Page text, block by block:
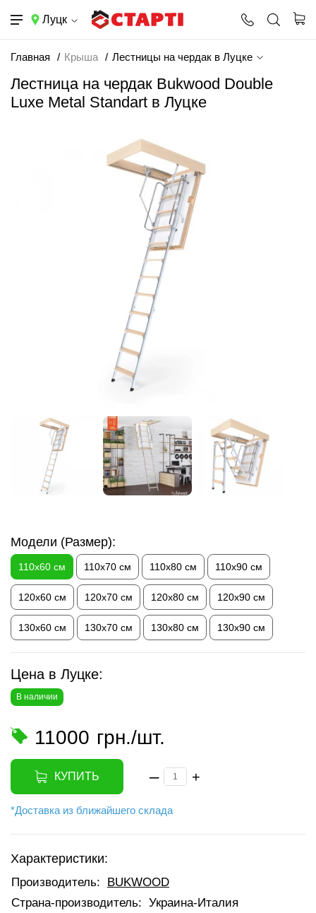
Луцк
Главная Крыша Лестницы на чердак в Луцке
Лестница на чердак Bukwood Double
Luxe Metal Standart в Луцке
Модели (Размер):
110х60 см 110х70 см 110х80 см 110х90 см
120х60 см 120х70 см 120х80 см 120х90 см
130х60 см 130х70 см 130х80 см 130х90 см
Цена в Луцке:
В наличии
11000 грн./шт.
КУПИТЬ – +
*Доставка из ближайшего склада
Характеристики:
Производитель:
BUKWOOD
Страна-производитель: Украина-Италия